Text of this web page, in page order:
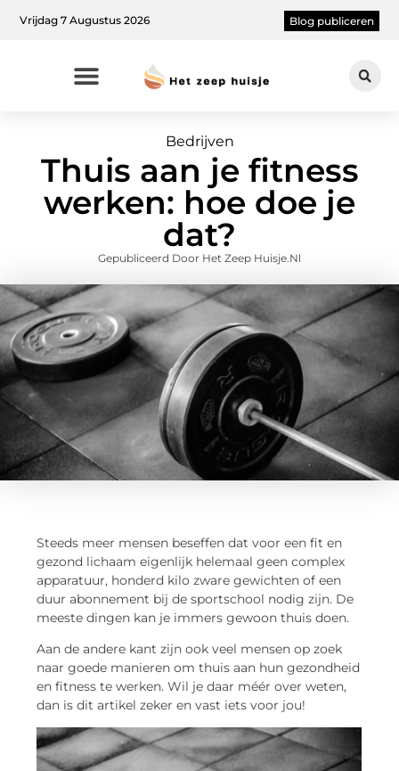
Vrijdag 7 Augustus 2026 Blog publiceren
Bedrijven
Thuis aan je fitness
werken: hoe doe je
dat?
Gepubliceerd Door Het Zeep Huisje.nl
Steeds meer mensen beseffen dat voor een fit en
gezond lichaam eigenlijk helemaal geen complex
apparatuur, honderd kilo zware gewichten of een
duur abonnement bij de sportschool nodig zijn. De
meeste dingen kan je immers gewoon thuis doen.
Aan de andere kant zijn ook veel mensen op zoek
naar goede manieren om thuis aan hun gezondheid
en fitness te werken. Wil je daar méér over weten,
dan is dit artikel zeker en vast iets voor jou!